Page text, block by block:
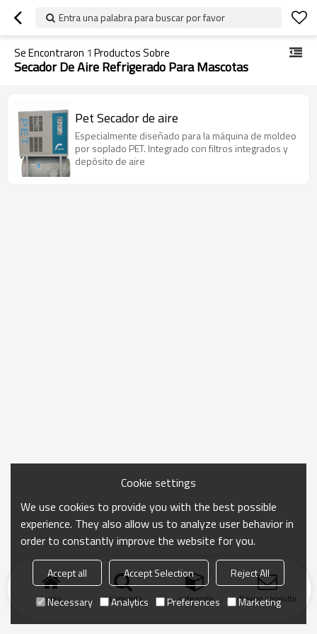
Entra una palabra para buscar por favor
Se Encontraron 1 Productos Sobre
Secador De Aire Refrigerado Para Mascotas
Pet Secador de aire
Especialmente diseñado para la máquina de moldeo
por soplado PET. Integrado con filtros integrados y
depósito de aire
Inicio búsqueda categoría Enviar consulta
Cookie settings
We use cookies to provide you with the best possible
experience. They also allow us to analyze user behavior in
order to constantly improve the website for you.
Accept all Accept Selection
Reject All
Necessary
Analytics Preferences Marketing